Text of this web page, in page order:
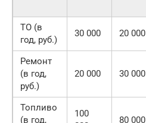
ТО (в
год, руб.)
30 000 20 000
Ремонт
(в год,
руб.)
20 000 30 000
Топливо
(в год,
100
80 000